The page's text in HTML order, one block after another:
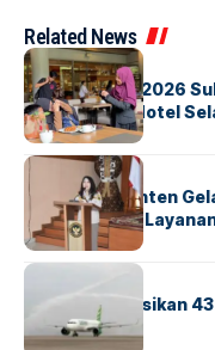
Related News
BERITAINDEX
GM For A Day 2026
Operasional Hotel
BANDARABERITA
Karantina Banten
Transparansi
BANDARA
Citilink Operasikan
Nasional